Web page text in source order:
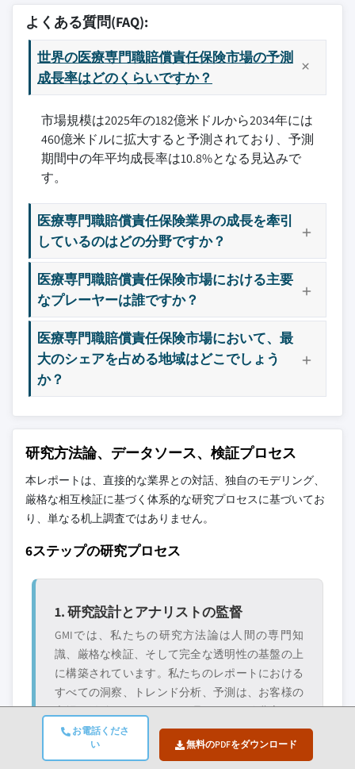
お電話くださ
い
無料のPDFをダウンロード
3.4.2 欧州
3.4.3 アジア太平洋
3.4.4 ラテンアメリカ
3.4.5 中東・アフリカ
3.5 技術とイノベーションの状況
3.5.1 現在の技術トレンド
3.5.2 新興技術
3.6 将来の市場トレンド
3.7 ギャップ分析
3.8 ポーターの分析
3.9 PESTEL分析
9.2.2 カナダ
9.3 欧州
9.3.1 ドイツ
9.3.2 英国
9.3.3 フランス
9.3.4 イタリア
9.3.5 スペイン
9.3.6 オランダ
9.4 アジア太平洋
9.4.1 中国
9.4.2 日本
9.4.3 インド
9.4.4 オーストラリア
9.4.5 韓国
9.5 ラテンアメリカ
9.5.1 ブラジル
9.5.2 メキシコ
9.6.1 南アフリカ
9.6.2 サウジアラビア
9.6.3 アラブ首長国連邦
10.3 ビーズリーグループ
10.4 バークシャー・ハサウェイ・スペシャルテ
ィ・インシュアランス
10.5 チャブ
10.6 CNAフィナンシャル
10.7 カバーウォレット
10.8 カバリス
10.10 イグナイト・インシュアランス
10.11 リバティ・ミューチュアル・グループ
10.12 マグミューチュアル
10.13 プロアシュアランス・グループ
10.14 ザ・ドクターズ・カンパニー
10.15 トウキョウ・マリンHCC
主要な競合他社が見当たりませんか？
このレポートに掲載されている企業は厳選さ
れたものであり、競合全体を網羅するもので
当社の市場収益計算は、個別にプロファイル
されていないメーカー、販売業者、専門業者
を含む全地域の全プレイヤーを考慮したボト
ルセクションは戦略的に重要なプレイヤーに
焦点を当てており、市場規模の範囲を定義す
競合環境には以下も含まれる可能性があります
グローバルトップ
層に属さない地
域・国内限定のリ
ーダー企業
市場アクセスを支
配する販売代理店
やチャネルパート
ナー
新興の破壊的企
業、スタートアッ
プ、または隣接業
ドユースに特化し
たニッチプレイヤ
よくある質問(FAQ):
世界の医療専門職賠償責任保険市場の予測
成長率はどのくらいですか？
市場規模は2025年の182億米ドルから2034年には
460億米ドルに拡大すると予測されており、予測
期間中の年平均成長率は10.8%となる見込みで
す。
医療専門職賠償責任保険業界の成長を牽引
しているのはどの分野ですか？
医療専門職賠償責任保険市場における主要
なプレーヤーは誰ですか？
医療専門職賠償責任保険市場において、最
大のシェアを占める地域はどこでしょう
か？
研究方法論、データソース、検証プロセス
本レポートは、直接的な業界との対話、独自のモデリング、
厳格な相互検証に基づく体系的な研究プロセスに基づいてお
り、単なる机上調査ではありません。
6ステップの研究プロセス
1. 研究設計とアナリストの監督
GMIでは、私たちの研究方法論は人間の専門知
識、厳格な検証、そして完全な透明性の基盤の上
に構築されています。私たちのレポートにおける
すべての洞察、トレンド分析、予測は、お客様の
市場の微妙なニュアンスを理解する経験豊富なア
ナリストによって開発されています。
私たちのアプローチは、業界の参加者や専門家と